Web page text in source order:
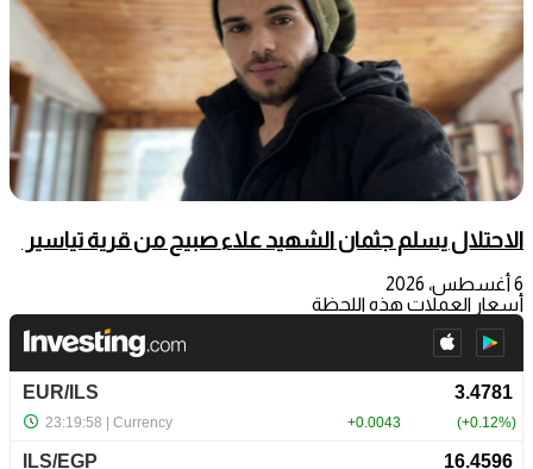
الاحتلال يسلم جثمان الشهيد علاء صبيح من قرية تياسير
6 أغسطس، 2026
أسعار العملات هذه اللحظة